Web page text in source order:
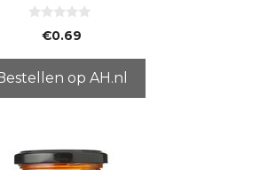
5
€0.69
op AH.nl